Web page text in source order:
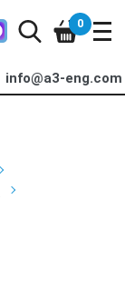
info@a3-eng.com
0